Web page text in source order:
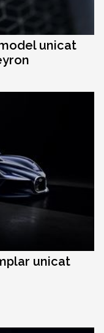
unicat
unicat